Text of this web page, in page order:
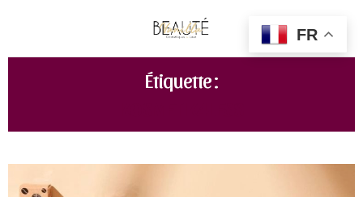
Étiquette :
FR